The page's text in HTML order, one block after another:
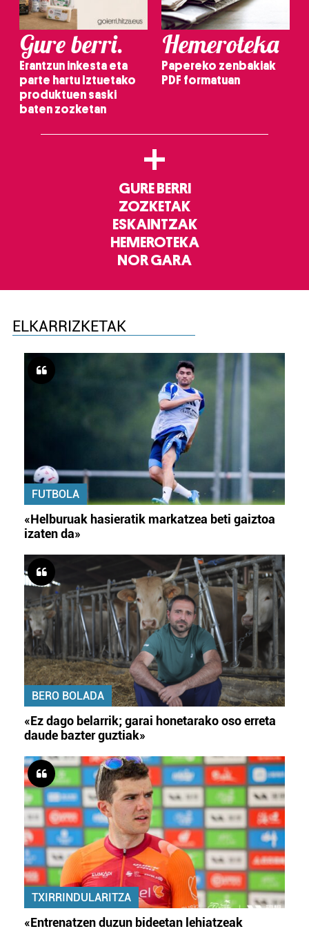
Gure berri.
Erantzun inkesta eta
parte hartu Iztuetako
produktuen saski
baten zozketan
Hemeroteka
Papereko zenbakiak
PDF formatuan
+
GURE BERRI
ZOZKETAK
ESKAINTZAK
HEMEROTEKA
NOR GARA
ELKARRIZKETAK
FUTBOLA
«Helburuak hasieratik markatzea beti gaiztoa
izaten da»
BERO BOLADA
«Ez dago belarrik; garai honetarako oso erreta
daude bazter guztiak»
TXIRRINDULARITZA
«Entrenatzen duzun bideetan lehiatzeak